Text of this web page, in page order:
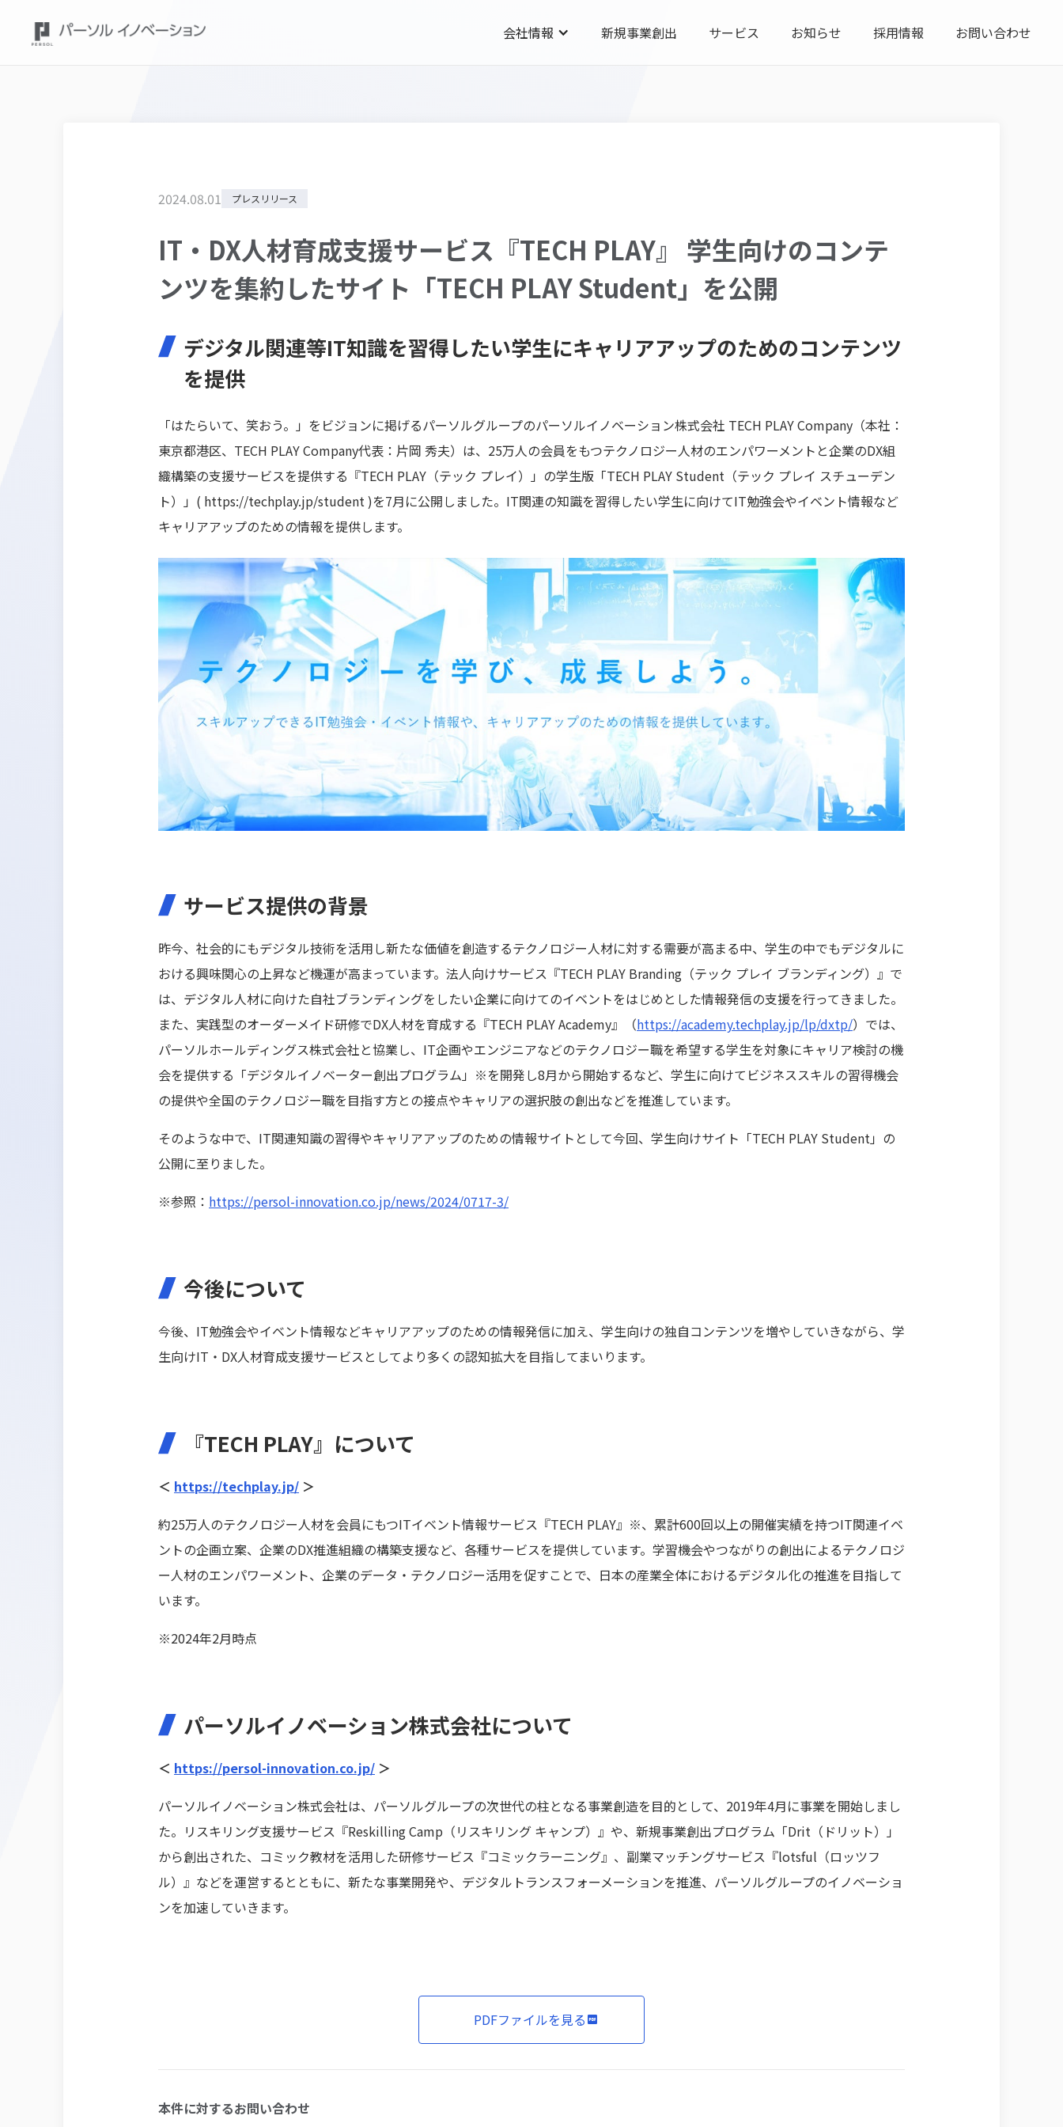
会社情報 新規事業創出 サービス お知らせ 採用情報 お問い合わせ
2024.08.01 プレスリリース
IT・DX人材育成支援サービス『TECH PLAY』 学生向けのコンテ
ンツを集約したサイト「TECH PLAY Student」を公開
デジタル関連等IT知識を習得したい学生にキャリアアップのためのコンテンツ
を提供
「はたらいて、笑おう。」をビジョンに掲げるパーソルグループのパーソルイノベーション株式会社 TECH PLAY Company（本社：
東京都港区、TECH PLAY Company代表：片岡 秀夫）は、25万人の会員をもつテクノロジー人材のエンパワーメントと企業のDX組
織構築の支援サービスを提供する『TECH PLAY（テック プレイ）」の学生版「TECH PLAY Student（テック プレイ スチューデン
ト）」( https://techplay.jp/student )を7月に公開しました。IT関連の知識を習得したい学生に向けてIT勉強会やイベント情報など
キャリアアップのための情報を提供します。
サービス提供の背景
昨今、社会的にもデジタル技術を活用し新たな価値を創造するテクノロジー人材に対する需要が高まる中、学生の中でもデジタルに
おける興味関心の上昇など機運が高まっています。法人向けサービス『TECH PLAY Branding（テック プレイ ブランディング）』で
は、デジタル人材に向けた自社ブランディングをしたい企業に向けてのイベントをはじめとした情報発信の支援を行ってきました。
また、実践型のオーダーメイド研修でDX人材を育成する『TECH PLAY Academy』（https://academy.techplay.jp/lp/dxtp/）では、
パーソルホールディングス株式会社と協業し、IT企画やエンジニアなどのテクノロジー職を希望する学生を対象にキャリア検討の機
会を提供する「デジタルイノベーター創出プログラム」※を開発し8月から開始するなど、学生に向けてビジネススキルの習得機会
の提供や全国のテクノロジー職を目指す方との接点やキャリアの選択肢の創出などを推進しています。
そのような中で、IT関連知識の習得やキャリアアップのための情報サイトとして今回、学生向けサイト「TECH PLAY Student」の
公開に至りました。
※参照： https://persol-innovation.co.jp/news/2024/0717-3/
今後について
今後、IT勉強会やイベント情報などキャリアアップのための情報発信に加え、学生向けの独自コンテンツを増やしていきながら、学
生向けIT・DX人材育成支援サービスとしてより多くの認知拡大を目指してまいります。
『TECH PLAY』について
＜ https://techplay.jp/ ＞
約25万人のテクノロジー人材を会員にもつITイベント情報サービス『TECH PLAY』※、累計600回以上の開催実績を持つIT関連イベ
ントの企画立案、企業のDX推進組織の構築支援など、各種サービスを提供しています。学習機会やつながりの創出によるテクノロジ
ー人材のエンパワーメント、企業のデータ・テクノロジー活用を促すことで、日本の産業全体におけるデジタル化の推進を目指して
います。
※2024年2月時点
パーソルイノベーション株式会社について
＜ https://persol-innovation.co.jp/ ＞
パーソルイノベーション株式会社は、パーソルグループの次世代の柱となる事業創造を目的として、2019年4月に事業を開始しまし
た。リスキリング支援サービス『Reskilling Camp（リスキリング キャンプ）』や、新規事業創出プログラム「Drit（ドリット）」
から創出された、コミック教材を活用した研修サービス『コミックラーニング』、副業マッチングサービス『lotsful（ロッツフ
ル）』などを運営するとともに、新たな事業開発や、デジタルトランスフォーメーションを推進、パーソルグループのイノベーショ
ンを加速していきます。
PDFファイルを見る
本件に対するお問い合わせ